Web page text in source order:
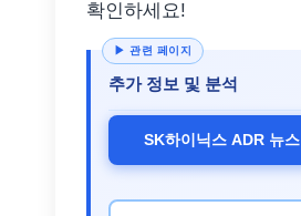
확인하세요!
추가 정보 및 분석
SK하이닉스 ADR 뉴스